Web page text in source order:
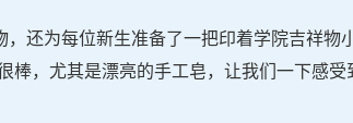
还为每位新生准备了一把印着学院吉祥物
棒，尤其是漂亮的手工皂，让我们一下感